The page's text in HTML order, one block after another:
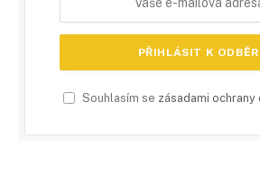
Souhlasím se zásadami ochrany